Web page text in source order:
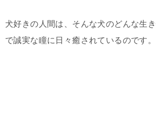
犬好きの人間は、そんな犬のどんな生
で誠実な瞳に日々癒されているのです。